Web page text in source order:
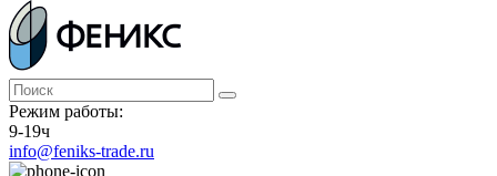
Режим работы:
9-19ч
info@feniks-trade.ru